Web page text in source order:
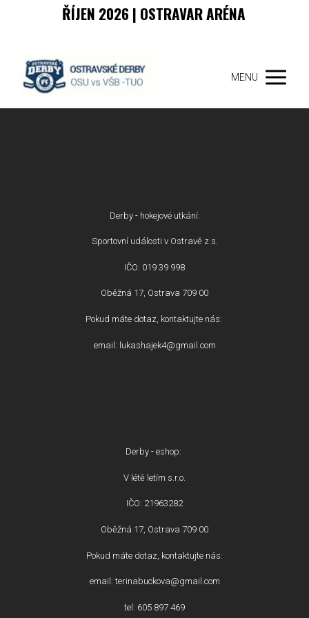
ŘÍJEN 2026 | OSTRAVAR ARÉNA
MENU
Derby - hokejové utkání:
Sportovní události v Ostravě z.s.
IČO: 019 39 998
Oběžná 17, Ostrava 709 00
Pokud máte dotaz, kontaktujte nás:
email: lukashajek4@gmail.com
Derby - eshop:
V létě letím s.r.o.
IČO: 21963282
Oběžná 17, Ostrava 709 00
Pokud máte dotaz, kontaktujte nás:
email: terinabuckova@gmail.com
tel: 605 897 469